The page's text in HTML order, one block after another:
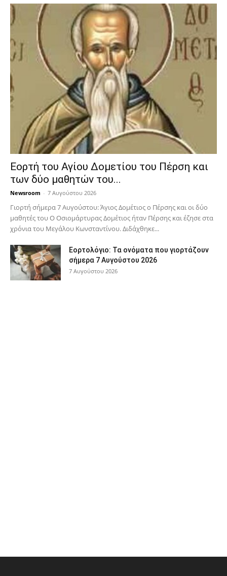
Εορτή του Αγίου Δομετίου του Πέρση και
των δύο μαθητών του...
Newsroom - 7 Αυγούστου 2026
Γιορτή σήμερα 7 Αυγούστου: Άγιος Δομέτιος ο Πέρσης και οι δύο
μαθητές του Ο Oσιομάρτυρας Δομέτιος ήταν Πέρσης και έζησε στα
χρόνια του Μεγάλου Κωνσταντίνου. Διδάχθηκε...
Εορτολόγιο: Τα ονόματα που γιορτάζουν
σήμερα 7 Αυγούστου 2026
7 Αυγούστου 2026